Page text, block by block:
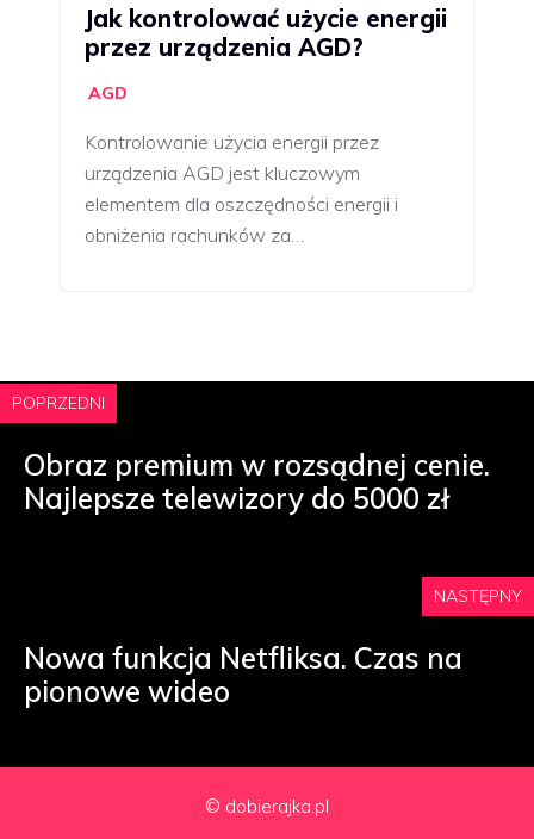
Jak kontrolować użycie energii
przez urządzenia AGD?
AGD
Kontrolowanie użycia energii przez
urządzenia AGD jest kluczowym
elementem dla oszczędności energii i
obniżenia rachunków za…
POPRZEDNI
Obraz premium w rozsądnej cenie.
Najlepsze telewizory do 5000 zł
NASTĘPNY
Nowa funkcja Netfliksa. Czas na
pionowe wideo
© dobierajka.pl